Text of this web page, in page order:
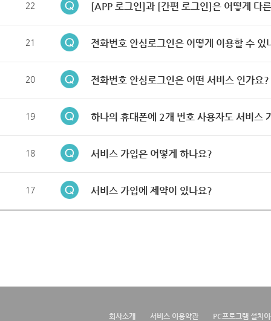
22 [APP 로그인]과 [간편 로그인]은 어떻게 다
21 전화번호 안심로그인은 어떻게 이용할 수 있
20 전화번호 안심로그인은 어떤 서비스 인가요?
19 하나의 휴대폰에 2개 번호 사용자도 서비스
18 서비스 가입은 어떻게 하나요?
17 서비스 가입에 제약이 있나요?
회사소개 서비스 이용약관 PC프로그램 설치